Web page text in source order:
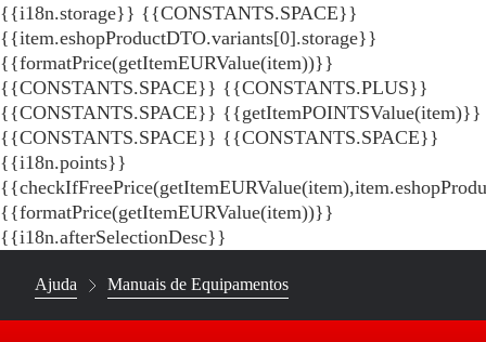
{{i18n.storage}} {{CONSTANTS.SPACE}}
{{item.eshopProductDTO.variants[0].storage}}
{{formatPrice(getItemEURValue(item))}}
{{CONSTANTS.SPACE}} {{CONSTANTS.PLUS}}
{{CONSTANTS.SPACE}} {{getItemPOINTSValue(item)}}
{{CONSTANTS.SPACE}} {{CONSTANTS.SPACE}}
{{i18n.points}}
{{formatPrice(getItemEURValue(item))}}
{{i18n.afterSelectionDesc}}
Ajuda Manuais de Equipamentos